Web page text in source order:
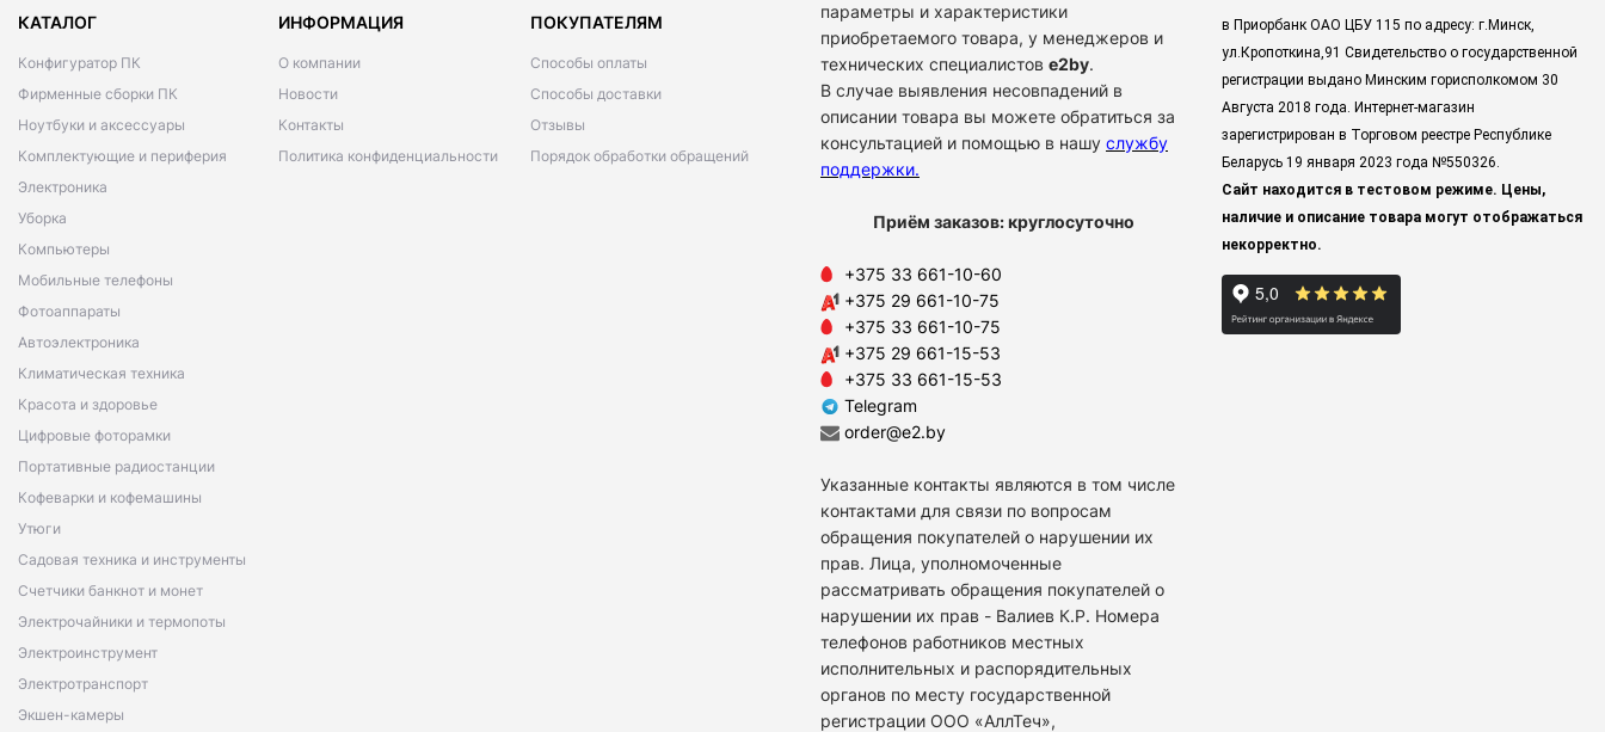
КАТАЛОГ
Конфигуратор ПК
Фирменные сборки ПК
Ноутбуки и аксессуары
Комплектующие и периферия
Электроника
Уборка
Компьютеры
Мобильные телефоны
Фотоаппараты
Автоэлектроника
Климатическая техника
Красота и здоровье
Цифровые фоторамки
Портативные радиостанции
Кофеварки и кофемашины
Утюги
Садовая техника и инструменты
Счетчики банкнот и монет
Электрочайники и термопоты
Электроинструмент
Электротранспорт
Экшен-камеры
ИНФОРМАЦИЯ
О компании
Новости
Контакты
Политика конфиденциальности
ПОКУПАТЕЛЯМ
Способы оплаты
Способы доставки
Отзывы
Порядок обработки обращений
параметры и характеристики
приобретаемого товара, у менеджеров и
технических специалистов e2by.
В случае выявления несовпадений в
описании товара вы можете обратиться за
консультацией и помощью в нашу службу
поддержки.
Приём заказов: круглосуточно
+375 33 661-10-60
+375 29 661-10-75
+375 33 661-10-75
+375 29 661-15-53
+375 33 661-15-53
Telegram
order@e2.by
Указанные контакты являются в том числе
контактами для связи по вопросам
обращения покупателей о нарушении их
прав. Лица, уполномоченные
рассматривать обращения покупателей о
нарушении их прав - Валиев К.Р. Номера
телефонов работников местных
исполнительных и распорядительных
органов по месту государственной
регистрации ООО «АллТеч»,
в Приорбанк ОАО ЦБУ 115 по адресу: г.Минск,
ул.Кропоткина,91 Свидетельство о государственной
регистрации выдано Минским горисполкомом 30
Августа 2018 года. Интернет-магазин
зарегистрирован в Торговом реестре Республике
Беларусь 19 января 2023 года №550326.
Сайт находится в тестовом режиме. Цены,
наличие и описание товара могут отображаться
некорректно.